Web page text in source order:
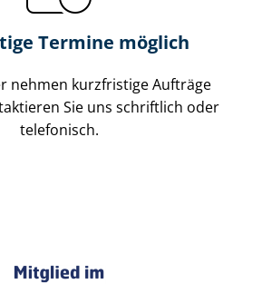
Termine möglich
nehmen kurzfristige Aufträge
Sie uns schriftlich oder
telefonisch.